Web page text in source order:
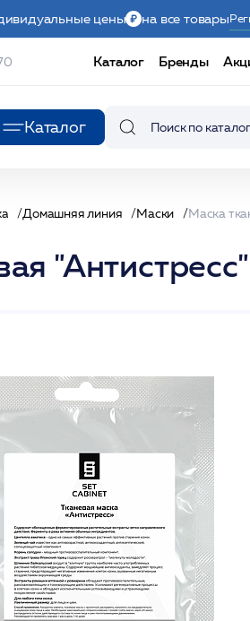
цены на все товары
Каталог Бренды
Каталог
Домашняя линия Маски